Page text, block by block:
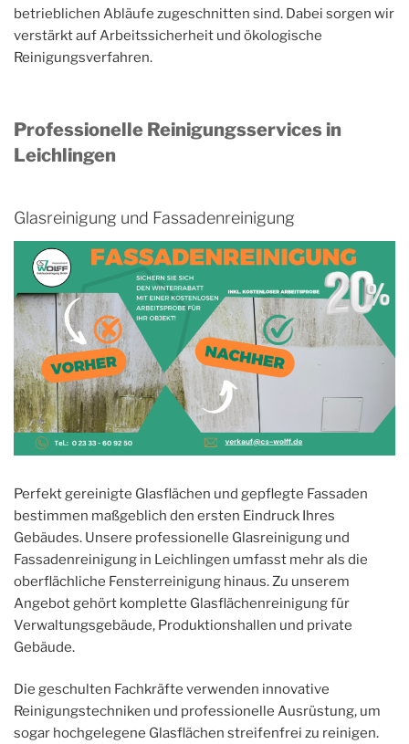
betrieblichen Abläufe zugeschnitten sind. Dabei sorgen wir
verstärkt auf Arbeitssicherheit und ökologische
Reinigungsverfahren.
Professionelle Reinigungsservices in
Leichlingen
Glasreinigung und Fassadenreinigung
Perfekt gereinigte Glasflächen und gepflegte Fassaden
bestimmen maßgeblich den ersten Eindruck Ihres
Gebäudes. Unsere professionelle Glasreinigung und
Fassadenreinigung in Leichlingen umfasst mehr als die
oberflächliche Fensterreinigung hinaus. Zu unserem
Angebot gehört komplette Glasflächenreinigung für
Verwaltungsgebäude, Produktionshallen und private
Gebäude.
Die geschulten Fachkräfte verwenden innovative
Reinigungstechniken und professionelle Ausrüstung, um
sogar hochgelegene Glasflächen streifenfrei zu reinigen.